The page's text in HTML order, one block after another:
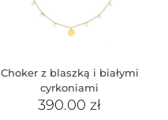
Choker z blaszką i białymi
cyrkoniami
390.00zł